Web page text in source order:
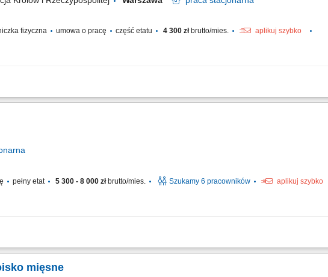
fizyczna umowa o pracę część etatu 4 300 złbrutto/mies.
aplikuj szybko
starannie wyselekcjonowane pamiątki, książki i unikatowe produkty związane z tematyką
pełny etat 5 300 - 8 000 złbrutto/mies. Szukamy 6 pracowników
aplikuj szybko
oraz dbanie o estetyczny wygląd półek; Weryfikacja terminów przydatności produktów;
mięsne